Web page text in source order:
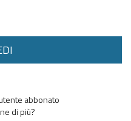
abbonato
di più?